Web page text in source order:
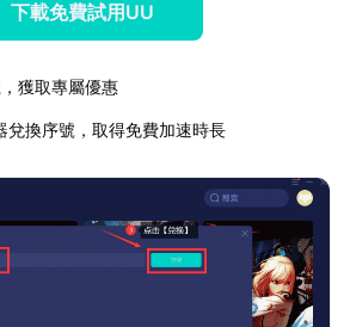
下載免費試用UU
獲取專屬優惠
兌換序號，取得免費加速時長